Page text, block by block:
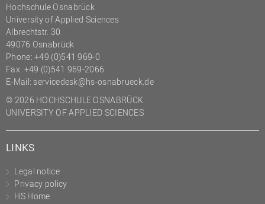
Hochschule Osnabrück
University of Applied Sciences
Albrechtstr. 30
49076 Osnabrück
Phone: +49 (0)541 969-0
Fax: +49 (0)541 969-2066
E-Mail: servicedesk@hs-osnabrueck.de
© 2026 HOCHSCHULE OSNABRÜCK
UNIVERSITY OF APPLIED SCIENCES
LINKS
Legal notice
Privacy policy
HS Home